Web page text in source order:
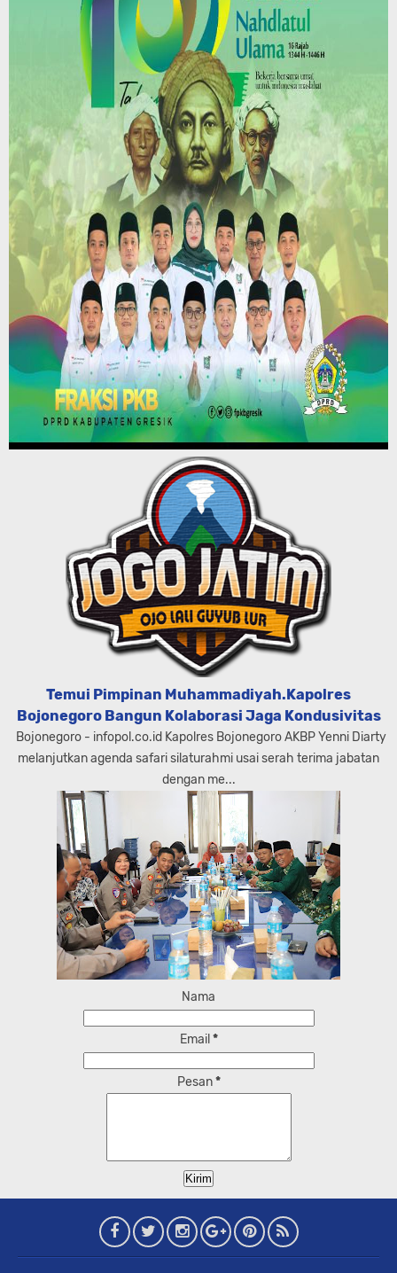
Temui Pimpinan Muhammadiyah.Kapolres
Bojonegoro Bangun Kolaborasi Jaga Kondusivitas
Bojonegoro - infopol.co.id Kapolres Bojonegoro AKBP Yenni Diarty
melanjutkan agenda safari silaturahmi usai serah terima jabatan
dengan me...
Nama
Email *
Pesan*